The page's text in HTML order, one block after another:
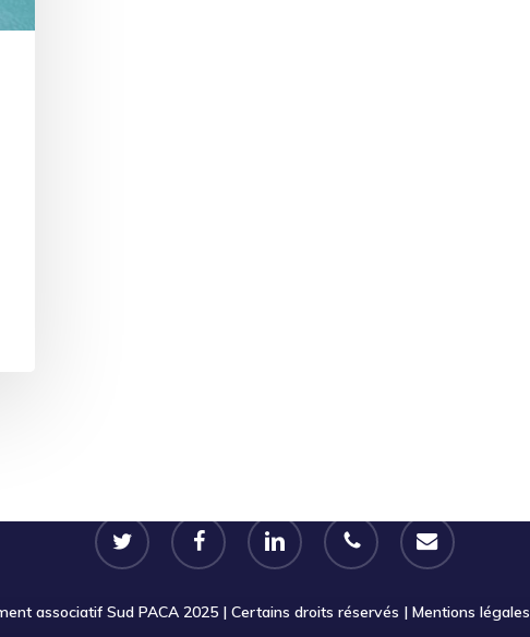
twitter facebook linkedin phone email
associatif Sud PACA 2025 | Certains droits réservés | Mentions légales